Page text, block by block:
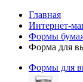
Главная
Интернет-
Формы
Форма для
Формы для